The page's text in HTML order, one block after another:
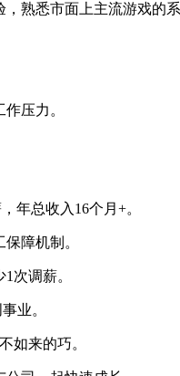
熟悉市面上主流游戏的
压力。
年总收入16个月+。
障机制。
次调薪。
业。
如来的巧。